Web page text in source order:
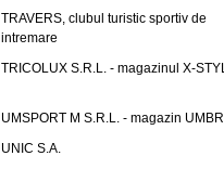
TRAVERS, clubul turistic sportiv de
intremare
TRICOLUX S.R.L. - magazinul X-
UMSPORT M S.R.L. - magazin
UNIC S.A.